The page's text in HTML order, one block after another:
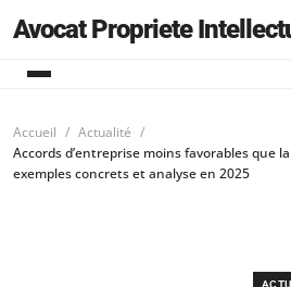
Avocat Propriete
Accueil
Actualité
Accords d’entreprise moins favorables que
exemples concrets et analyse en 2025